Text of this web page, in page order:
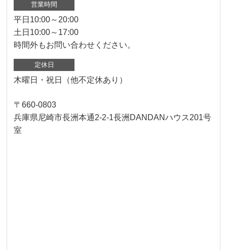
営業時間
平日10:00～20:00
土日10:00～17:00
時間外もお問い合わせください。
定休日
木曜日・祝日（他不定休あり）
〒660-0803
兵庫県尼崎市長洲本通2-2-1長洲DANDANハウス201号
室